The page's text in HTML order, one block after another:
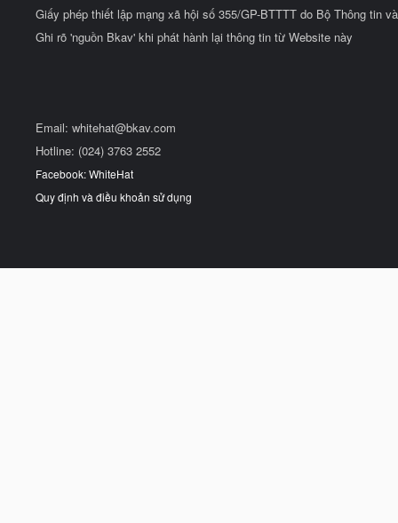
Giấy phép thiết lập mạng xã hội số 355/GP-BTTTT do Bộ Thông tin
Ghi rõ 'nguồn Bkav' khi phát hành lại thông tin từ Website này
Email: whitehat@bkav.com
Hotline: (024) 3763 2552
Facebook: WhiteHat
Quy định và điều khoản sử dụng